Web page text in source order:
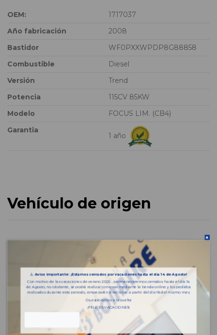
OEM:
1717037
Año fabricación
2008
Bastidor
WF0PXXWPDP8G88858
Combustible
Diesel
Versión
Trend
Potencia
115CV 85KW
Modelo
FOCUS LIM. (CB4)
Garantia
1 año
Vehículo de origen
⚠️Aviso importante: ¡Estamos cerrados por vacaciones hasta el día 14 de Agosto!
Con motivo de las vacaciones de verano 2026 , permaneceremos cerrados hasta el día 14
de Agosto, no obstante, se podrá realizar compras mediante la tienda online y los pedidos
realizados durante este periodo, empezarán a recibirse a partir del día 18 del mismo mes.
Os esperamos a la vuelta
¡FELICES VACACIONES!